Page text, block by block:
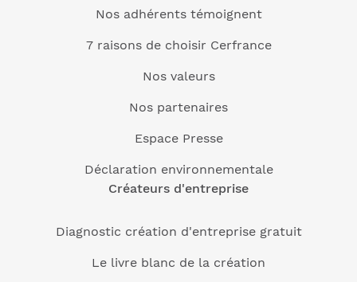
Nos adhérents témoignent
7 raisons de choisir Cerfrance
Nos valeurs
Nos partenaires
Espace Presse
Déclaration environnementale
Créateurs d'entreprise
Diagnostic création d'entreprise gratuit
Le livre blanc de la création